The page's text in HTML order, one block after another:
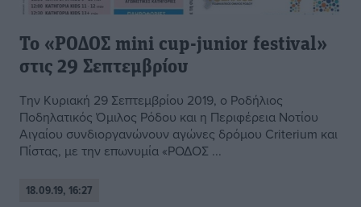
Το «ΡΟΔΟΣ mini cup-junior festival»
στις 29 Σεπτεμβρίου
Την Κυριακή 29 Σεπτεμβρίου 2019, ο Ροδήλιος
Ποδηλατικός Όμιλος Ρόδου και η Περιφέρεια Νοτίου
Αιγαίου συνδιοργανώνουν αγώνες δρόμου Criterium και
Πίστας, με την επωνυμία «ΡΟΔΟΣ ...
18.09.19, 16:27